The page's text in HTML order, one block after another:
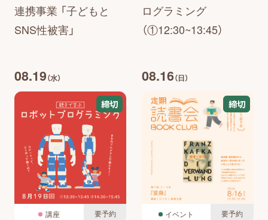
連携事業 「子どもと
SNS性被害」
ログラミング
（①12:30~13:45）
08.19（水）
締切
講座 要予約
08.16（日）
締切
イベント 要予約